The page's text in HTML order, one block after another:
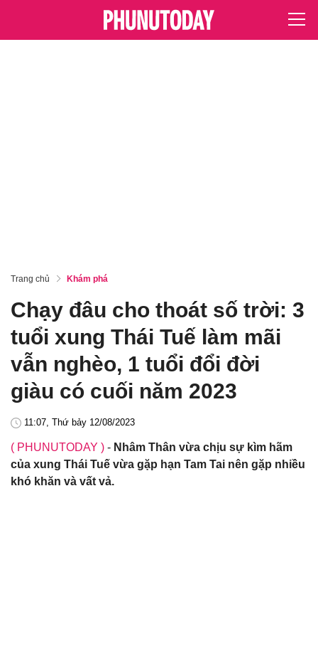
Trang chủ Khám phá
Chạy đâu cho thoát số trời: 3
tuổi xung Thái Tuế làm mãi
vẫn nghèo, 1 tuổi đổi đời
giàu có cuối năm 2023
11:07, Thứ bảy 12/08/2023
( PHUNUTODAY ) - Nhâm Thân vừa chịu sự kìm hãm
của xung Thái Tuế vừa gặp hạn Tam Tai nên gặp nhiều
khó khăn và vất vả.